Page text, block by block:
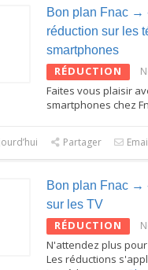
Bon plan Fnac →
réduction sur les
smartphones
RÉDUCTION
Faites vous plaisir
smartphones chez
Partager
Bon plan Fnac →
sur les TV
RÉDUCTION
N'attendez plus
Les réductions